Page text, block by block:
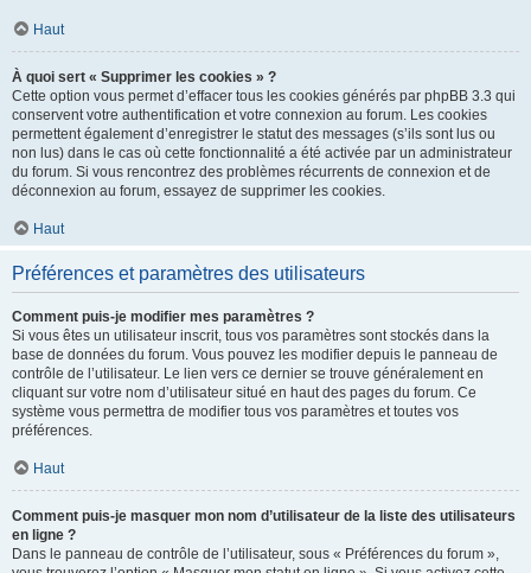
Haut
À quoi sert « Supprimer les cookies » ?
Cette option vous permet d’effacer tous les cookies générés par phpBB 3.3 qui
conservent votre authentification et votre connexion au forum. Les cookies
permettent également d’enregistrer le statut des messages (s’ils sont lus ou
non lus) dans le cas où cette fonctionnalité a été activée par un administrateur
du forum. Si vous rencontrez des problèmes récurrents de connexion et de
déconnexion au forum, essayez de supprimer les cookies.
Haut
Préférences et paramètres des utilisateurs
Comment puis-je modifier mes paramètres ?
Si vous êtes un utilisateur inscrit, tous vos paramètres sont stockés dans la
base de données du forum. Vous pouvez les modifier depuis le panneau de
contrôle de l’utilisateur. Le lien vers ce dernier se trouve généralement en
cliquant sur votre nom d’utilisateur situé en haut des pages du forum. Ce
système vous permettra de modifier tous vos paramètres et toutes vos
préférences.
Haut
Comment puis-je masquer mon nom d’utilisateur de la liste des utilisateurs
en ligne ?
Dans le panneau de contrôle de l’utilisateur, sous « Préférences du forum »,